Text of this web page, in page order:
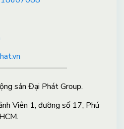
sản Đại Phát Group.
Viên 1, đường số 17, Phú